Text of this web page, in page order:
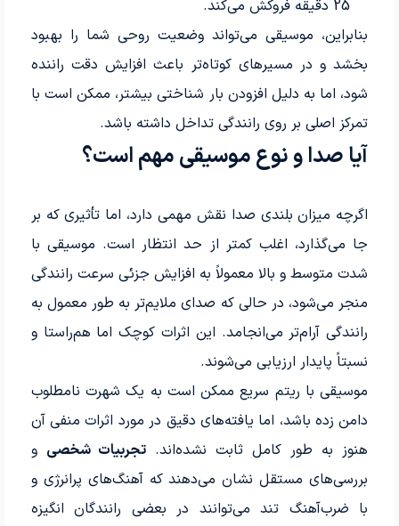
25 دقیقه فروکش می‌کند.
بنابراین، موسیقی می‌تواند وضعیت روحی شما را بهبود
بخشد و در مسیرهای کوتاه‌تر باعث افزایش دقت راننده
شود، اما به دلیل افزودن بار شناختی بیشتر، ممکن است با
تمرکز اصلی بر روی رانندگی تداخل داشته باشد.
آیا صدا و نوع موسیقی مهم است؟
اگرچه میزان بلندی صدا نقش مهمی دارد، اما تأثیری که بر
جا می‌گذارد، اغلب کمتر از حد انتظار است. موسیقی با
شدت متوسط و بالا معمولاً به افزایش جزئی سرعت رانندگی
منجر می‌شود، در حالی که صدای ملایم‌تر به طور معمول به
رانندگی آرام‌تر می‌انجامد. این اثرات کوچک اما هم‌راستا و
نسبتاً پایدار ارزیابی می‌شوند.
موسیقی با ریتم سریع ممکن است به یک شهرت نامطلوب
دامن زده باشد، اما یافته‌های دقیق در مورد اثرات منفی آن
هنوز به طور کامل ثابت نشده‌اند.تجربیات شخصی و
بررسی‌های مستقل نشان می‌دهند که آهنگ‌های پرانرژی و
با ضرب‌آهنگ تند می‌توانند در بعضی رانندگان انگیزه